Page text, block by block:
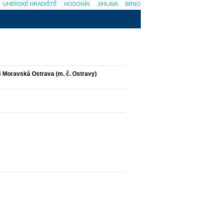
Moravská Ostrava (m. č. Ostravy)
BRNO
JIHLAVA
HODONÍN
UHERSKÉ HRADIŠTĚ